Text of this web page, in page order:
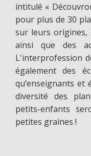
intitulé «
pour plus de 30
sur leurs origines,
ainsi que des
L'interprofession
également des
qu’enseignants
diversité des
petits-enfants
petites graines !